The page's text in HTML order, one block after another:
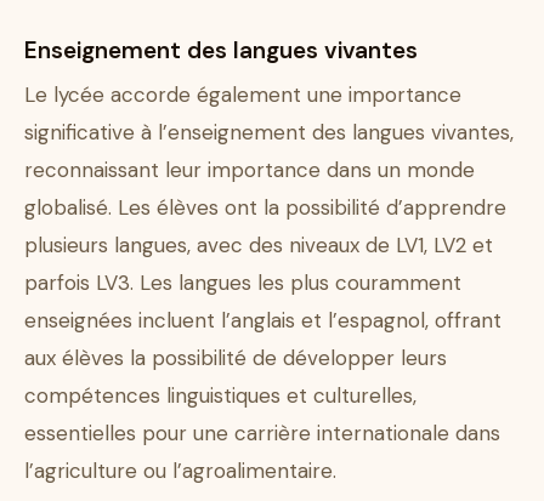
Enseignement des langues vivantes
Le lycée accorde également une importance
significative à l’enseignement des langues vivantes,
reconnaissant leur importance dans un monde
globalisé. Les élèves ont la possibilité d’apprendre
plusieurs langues, avec des niveaux de LV1, LV2 et
parfois LV3. Les langues les plus couramment
enseignées incluent l’anglais et l’espagnol, offrant
aux élèves la possibilité de développer leurs
compétences linguistiques et culturelles,
essentielles pour une carrière internationale dans
l’agriculture ou l’agroalimentaire.